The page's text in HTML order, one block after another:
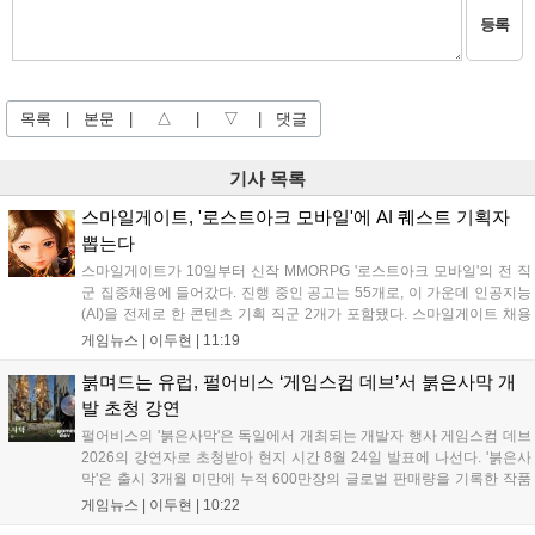
등록
목록 | 본문 | △ | ▽ | 댓글
기사 목록
스마일게이트, '로스트아크 모바일'에 AI 퀘스트 기획자
뽑는다
스마일게이트가 10일부터 신작 MMORPG '로스트아크 모바일'의 전 직
군 집중채용에 들어갔다. 진행 중인 공고는 55개로, 이 가운데 인공지능
(AI)을 전제로 한 콘텐츠 기획 직군 2개가 포함됐다. 스마일게이트 채용
사이트에 따르면 이번 채용은 게임기획·게임개발·그래픽·QA·운영서비
이...
게임뉴스 | 이두현 | 11:19
붉며드는 유럽, 펄어비스 ‘게임스컴 데브’서 붉은사막 개
발 초청 강연
펄어비스의 '붉은사막'은 독일에서 개최되는 개발자 행사 게임스컴 데브
2026의 강연자로 초청받아 현지 시간 8월 24일 발표에 나선다. '붉은사
막'은 출시 3개월 미만에 누적 600만장의 글로벌 판매량을 기록한 작품
이다. 시장조사기관 서카나 집계에 따르면 2026년 미국 비디오게임 판
게임뉴스 | 이두현 | 10:22